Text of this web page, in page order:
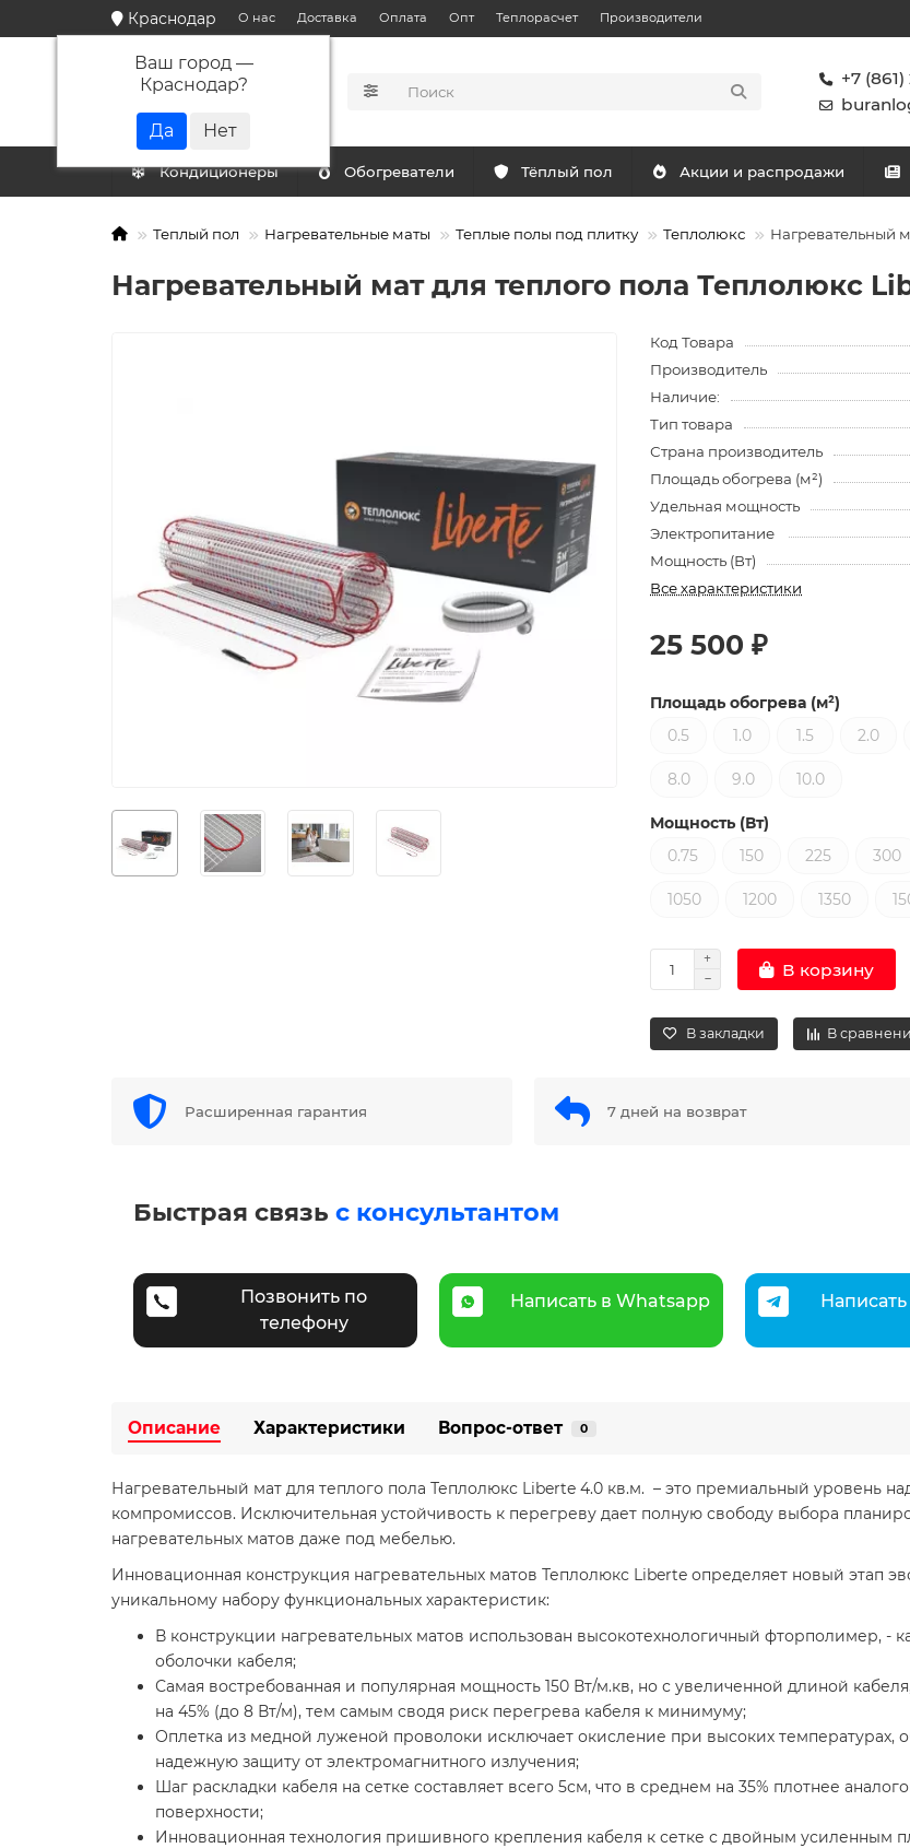
Краснодар
Ваш город —
Краснодар?
О нас Доставка Оплата Опт Теплорасчет Производители
КАТАЛОГ
+7
Кондиционеры Обогреватели Тёплый пол Акции и распродажи
Теплый пол Нагревательные маты Теплые полы под плитку Теплолюкс Нагревательный
Нагревательный мат для теплого пола Теплолюкс
Код Товара
Производитель
Наличие:
Тип товара
Страна производитель
Площадь обогрева (м²)
Удельная мощность
Электропитание
Мощность (Вт)
Все характеристики
25 500 ₽
Площадь обогрева (м²)
0.5
1.0 1.5 2.0
8.0 9.0 10.0
Мощность (Вт)
0.75
150 225 300
1050 1200 1350
В корзину
В закладки В
Расширенная гарантия 7 дней на возврат
Быстрая связь с консультантом
Позвонить по
телефону
Написать в Whatsapp
Описание Характеристики Вопрос-ответ 0
Нагревательный мат для теплого пола Теплолюкс Liberte 4.0 кв.м. – это премиальный уровень
компромиссов. Исключительная устойчивость к перегреву дает полную свободу выбора
нагревательных матов даже под мебелью.
Инновационная конструкция нагревательных матов Теплолюкс Liberte определяет новый этап
уникальному набору функциональных характеристик:
В конструкции нагревательных матов использован высокотехнологичный фторполимер, -
оболочки кабеля;
Самая востребованная и популярная мощность 150 Вт/м.кв, но с увеличенной длиной
на 45% (до 8 Вт/м), тем самым сводя риск перегрева кабеля к минимуму;
Оплетка из медной луженой проволоки исключает окисление при высоких температурах,
надежную защиту от электромагнитного излучения;
Шаг раскладки кабеля на сетке составляет всего 5см, что в среднем на 35% плотнее
поверхности;
Инновационная технология пришивного крепления кабеля к сетке с двойным усиленным